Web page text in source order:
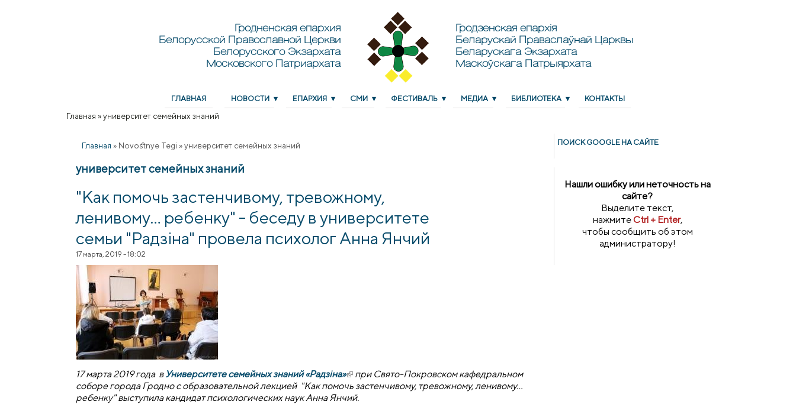
Гродненская епархия
Белорусской Православной Церкви
Белорусского Экзархата
Московского Патриархата
Гродзенская епархія
Беларускай Праваслаўнай Царквы
Беларускага Экзархата
Маскоўскага Патрыярхата
ГЛАВНАЯ НОВОСТИ ЕПАРХИЯ СМИ ФЕСТИВАЛЬ МЕДИА БИБЛИОТЕКА КОНТАКТЫ
Вы здесь
Главная »университет семейных знаний
Главная » Novostnye Tegi » университет семейных знаний
университет семейных знаний
"Как помочь застенчивому, тревожному,
ленивому… ребенку" - беседу в университете
семьи "Радзіна" провела психолог Анна Янчий
17 марта, 2019 - 18:02
17 марта 2019 года вУниверситете семейных знаний «Радзіна»(внешняя ссылка)
при Свято-Покровском кафедральном
соборе города Гродно c образовательной лекцией "Как помочь застенчивому, тревожному, ленивому…
ребенку" выступила кандидат психологических наук Анна Янчий.
ПОИСК GOОGLE НА САЙТЕ
Нашли ошибку или неточность на
сайте?
Выделите текст,
нажмитеCtrl + Enter,
чтобы сообщить об этом
администратору!